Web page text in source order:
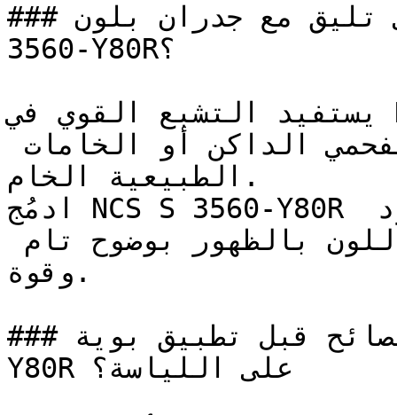
### ما ألوان الأثاث التي تليق مع جدران بلون NCS S
3560-Y80R؟
يستفيد التشبع القوي في NCS S 3560-Y80R من التأثير
الطبيعية الخام.
ادمُج NCS S 3560-Y80R مع الأبيض الناصع أو الأسود
وقوة.
### ما هي أهم النصائح قبل تطبيق بوية NCS S 3560-
Y80R على اللياسة؟